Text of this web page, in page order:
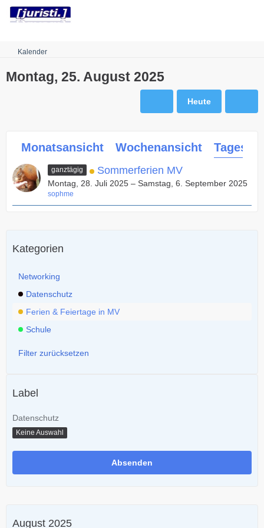
Robots.txt
Kalender
Montag, 25. August 2025
Heute
Monatsansicht Wochenansicht
ganztägig Sommerferien MV
Montag, 28. Juli 2025 – Samstag, 6. September 2025
sophme
Kategorien
Networking
Datenschutz
Ferien & Feiertage in MV
Schule
Filter zurücksetzen
Label
Datenschutz
Keine Auswahl
August 2025